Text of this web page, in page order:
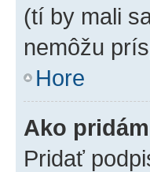
(tí by mali
nemôžu
Hore
Ako
Pridať